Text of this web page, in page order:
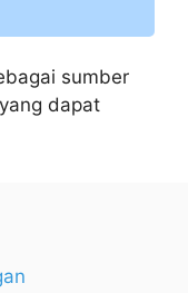
sumber
dapat